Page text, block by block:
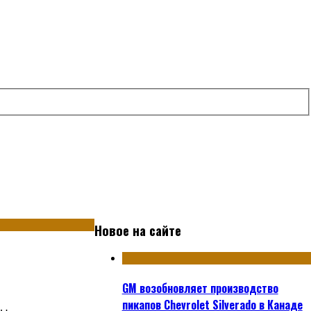
Новое на сайте
GM возобновляет производство
пикапов Chevrolet Silverado в Канаде